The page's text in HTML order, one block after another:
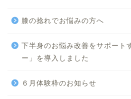
膝の捻れでお悩みの方へ
下半身のお悩み改善をサポート
ー」を導入しました
６月体験枠のお知らせ